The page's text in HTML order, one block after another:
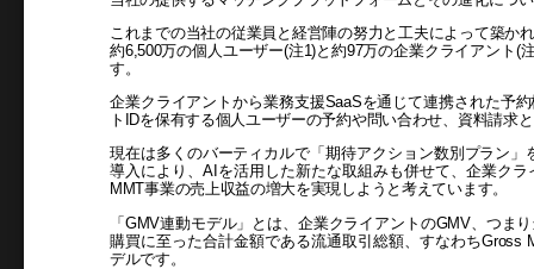
これまでの当社の従業員と経営陣の努力と工夫によって築か
約6,500万の個人ユーザー(注1)と約97万の企業クライアント(
す。
企業クライアントから業務支援SaaSを通じて連携された予
トIDを保有する個人ユーザーの予約や問い合わせ、資料請求
現在は多くのバーティカルで「期待アクション数別プラン
導入により、AIを活用した新たな取組みも併せて、企業ク
MMT事業の売上収益の増大を実現しようと考えています。
「GMV連動モデル」とは、企業クライアントのGMV、つま
購買に至った合計金額である流通取引総額、すなわちGross
デルです。